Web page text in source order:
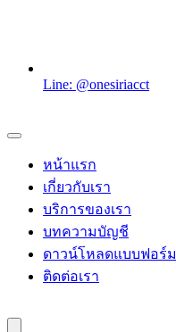
Line: @onesiriacct
หน้าแรก
เกี่ยวกับเรา
บริการของเรา
บทความบัญชี
ดาวน์โหลดแบบฟอร์ม
ติดต่อเรา